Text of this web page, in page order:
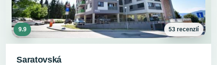
9.9 53 recenzií
Saratovská